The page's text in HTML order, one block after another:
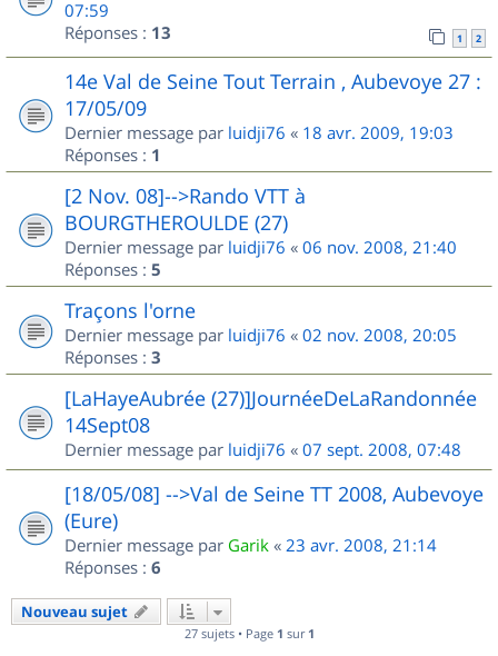
07:59
Réponses : 13 1 2
14e Val de Seine Tout Terrain , Aubevoye 27 :
17/05/09
Dernier message par luidji76 « 18 avr. 2009, 19:03
Réponses : 1
[2 Nov. 08]-->Rando VTT à
BOURGTHEROULDE (27)
Dernier message par luidji76 « 06 nov. 2008, 21:40
Réponses : 5
Traçons l'orne
Dernier message par luidji76 « 02 nov. 2008, 20:05
Réponses : 3
[LaHayeAubrée (27)]JournéeDeLaRandonnée
14Sept08
Dernier message par luidji76 « 07 sept. 2008, 07:48
[18/05/08] -->Val de Seine TT 2008, Aubevoye
(Eure)
Dernier message par Garik « 23 avr. 2008, 21:14
Réponses : 6
Nouveau sujet
27 sujets • Page 1 sur 1